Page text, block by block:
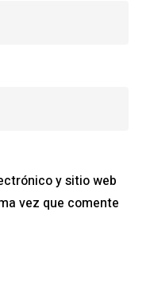
y sitio web
vez que comente